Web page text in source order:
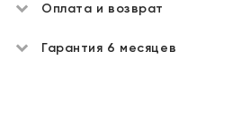
Оплата и возврат
Гарантия 6 месяцев